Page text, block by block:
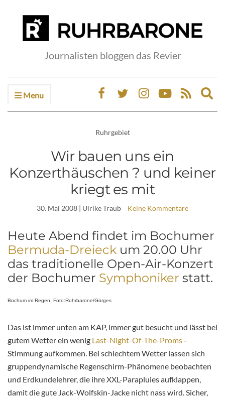
Journalisten bloggen das Revier
Menu
Ruhrgebiet
Wir bauen uns ein
Konzerthäuschen ? und keiner
kriegt es mit
30. Mai 2008 | Ulrike Traub Keine Kommentare
Heute Abend findet im Bochumer
Bermuda-Dreieck um 20.00 Uhr
das traditionelle Open-Air-Konzert
der Bochumer Symphoniker statt.
Bochum im Regen. Foto:Ruhrbarone/Görges
Das ist immer unten am KAP, immer gut besucht und lässt bei
gutem Wetter ein wenig Last-Night-Of-The-Proms-
Stimmung aufkommen. Bei schlechtem Wetter lassen sich
gruppendynamische Regenschirm-Phänomene beobachten
und Erdkundelehrer, die ihre XXL-Parapluies aufklappen,
damit die gute Jack-Wolfskin-Jacke nicht nass wird. Sicher,